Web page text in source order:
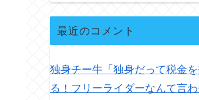
最近のコメント
独身チー牛「独身だって税金
る！フリーライダーなんて言